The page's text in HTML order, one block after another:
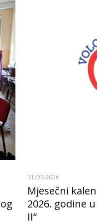
31/07/2026
Mjesečni
2026. godine
II“